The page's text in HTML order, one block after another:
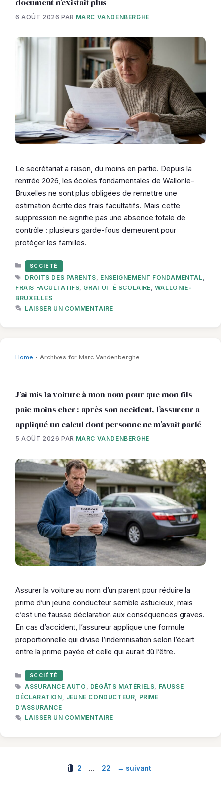
document n’existait plus
6 AOÛT 2026 PAR MARC VANDENBERGHE
Le secrétariat a raison, du moins en partie. Depuis la
rentrée 2026, les écoles fondamentales de Wallonie-
Bruxelles ne sont plus obligées de remettre une
estimation écrite des frais facultatifs. Mais cette
suppression ne signifie pas une absence totale de
contrôle : plusieurs garde-fous demeurent pour
protéger les familles.
CATÉGORIES
SOCIÉTÉ
ÉTIQUETTES
DROITS DES PARENTS ENSEIGNEMENT FONDAMENTAL
FRAIS FACULTATIFS GRATUITÉ SCOLAIRE WALLONIE-
BRUXELLES
LAISSER UN COMMENTAIRE
Home - Archives for Marc Vandenberghe
J’ai mis la voiture à mon nom pour que mon fils
paie moins cher : après son accident, l’assureur a
appliqué un calcul dont personne ne m’avait parlé
5 AOÛT 2026 PAR MARC VANDENBERGHE
Assurer la voiture au nom d’un parent pour réduire la
prime d’un jeune conducteur semble astucieux, mais
c’est une fausse déclaration aux conséquences graves.
En cas d’accident, l’assureur applique une formule
proportionnelle qui divise l’indemnisation selon l’écart
entre la prime payée et celle qui aurait dû l’être.
CATÉGORIES
SOCIÉTÉ
ÉTIQUETTES
ASSURANCE AUTO , DÉGÂTS MATÉRIELS, FAUSSE
DÉCLARATION, JEUNE CONDUCTEUR, PRIME
D'ASSURANCE
LAISSER UN COMMENTAIRE
Page
1 Page
2 … Page
22 → suivant